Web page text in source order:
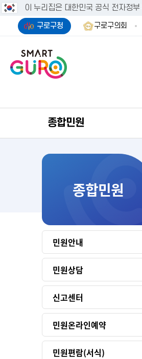
이 누리집은 대한민국 공식 전자정
구로구청 구로구의회
종합민원
종합민원
민원안내
민원상담
신고센터
민원온라인예약
민원편람(서식)